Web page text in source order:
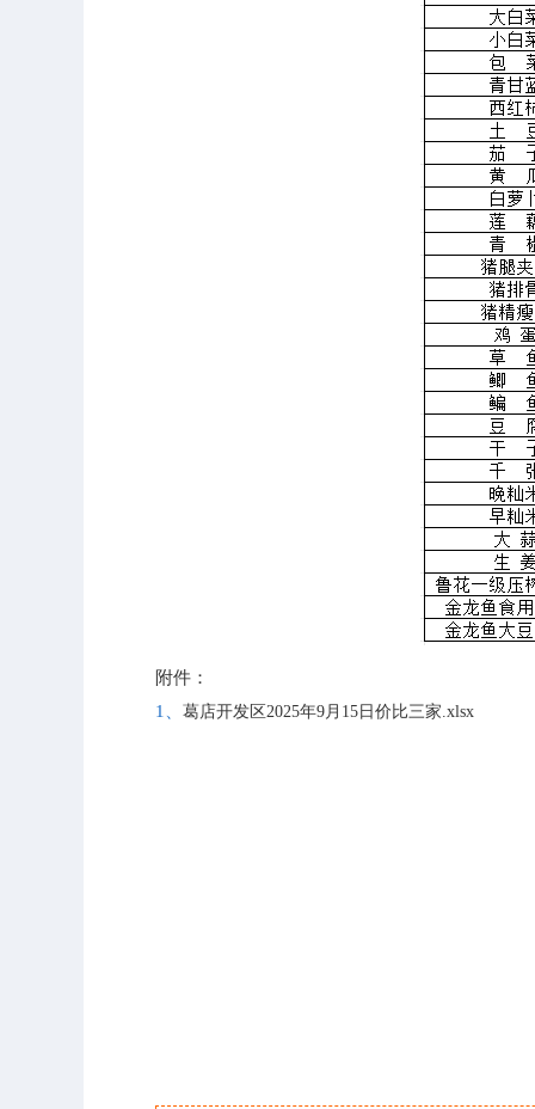
附件：
1、 葛店开发区2025年9月15日价比三家.xlsx